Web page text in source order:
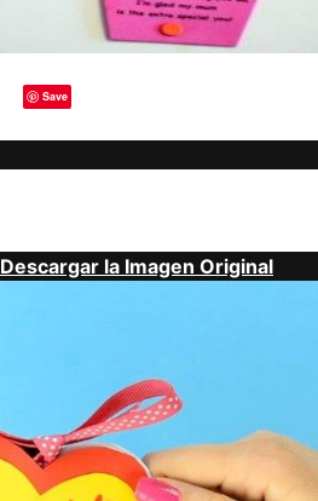
Save
Descargar la Imagen Original